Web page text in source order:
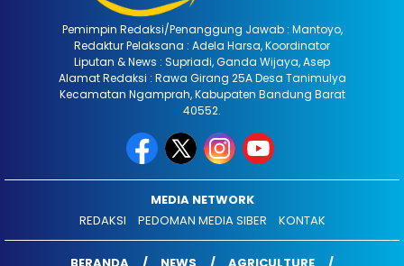
Pemimpin Redaksi/Penanggung Jawab : Mantoyo,
Redaktur Pelaksana : Adela Harsa, Koordinator
Liputan & News : Supriadi, Ganda Wijaya, Asep
Alamat Redaksi : Rawa Girang 25A Desa Tanimulya
Kecamatan Ngamprah, Kabupaten Bandung Barat
40552.
MEDIA NETWORK
REDAKSI
PEDOMAN MEDIA SIBER KONTAK